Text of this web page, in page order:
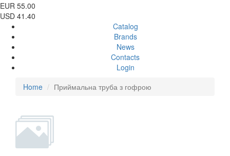
EUR 55.00
USD 41.40
Catalog
Brands
News
Contacts
Login
Home
Приймальна труба з гофрою